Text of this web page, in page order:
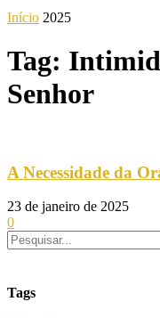
Início 2025
Tag:
Senhor
A Necessidade da
23 de janeiro de 2025
0
Tags